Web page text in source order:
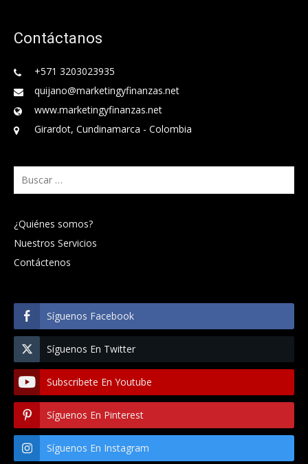
Contáctanos
+571 3203023935
quijano@marketingyfinanzas.net
www.marketingyfinanzas.net
Girardot, Cundinamarca - Colombia
Buscar:
¿Quiénes somos?
Nuestros Servicios
Contáctenos
Síguenos Facebook
Síguenos En Twitter
Subscribete En Youtube
Síguenos En Pinterest
Síguenos En Instagram